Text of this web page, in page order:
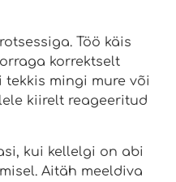
Töö käis
korrektselt
mingi mure või
kiirelt reageeritud
kui kellelgi on abi
Aitäh meeldiva